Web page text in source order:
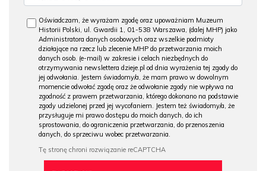
Oświadczam, że wyrażam zgodę oraz upoważniam Muzeum
Historii Polski, ul. Gwardii 1, 01-538 Warszawa, (dalej MHP) jako
Administratora danych osobowych oraz wszelkie podmioty
działające na rzecz lub zlecenie MHP do przetwarzania moich
danych osob. (e-mail) w zakresie i celach niezbędnych do
otrzymywania newslettera dzieje.pl od dnia wyrażenia tej zgody do
jej odwołania. Jestem świadomy/a, że mam prawo w dowolnym
momencie odwołać zgodę oraz że odwołanie zgody nie wpływa na
zgodność z prawem przetwarzania, którego dokonano na podstawie
zgody udzielonej przed jej wycofaniem. Jestem też świadomy/a, że
przysługuje mi prawo dostępu do moich danych, do ich
sprostowania, do ograniczenia przetwarzania, do przenoszenia
danych, do sprzeciwu wobec przetwarzania.